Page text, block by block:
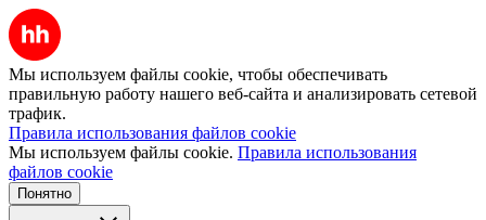
Мы используем файлы cookie, чтобы обеспечивать
правильную работу нашего веб-сайта и анализировать сетевой
трафик.
Правила использования файлов cookie
Мы используем файлы cookie. Правила использования
файлов cookie
Понятно